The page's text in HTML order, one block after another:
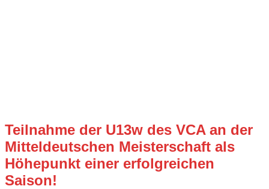
Teilnahme der U13w des VCA an der
Mitteldeutschen Meisterschaft als
Höhepunkt einer erfolgreichen
Saison!